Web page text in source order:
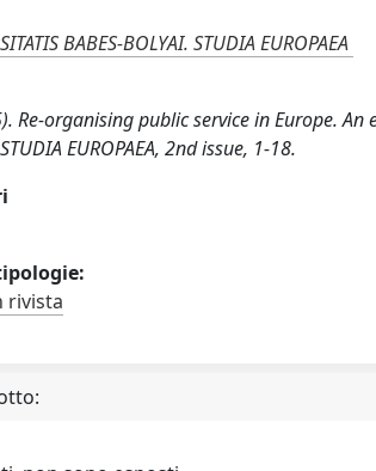
BABES-BOLYAI. STUDIA EUROPAEA
Re-organising public service in Europe. An
EUROPAEA, 2nd issue, 1-18.
rivista